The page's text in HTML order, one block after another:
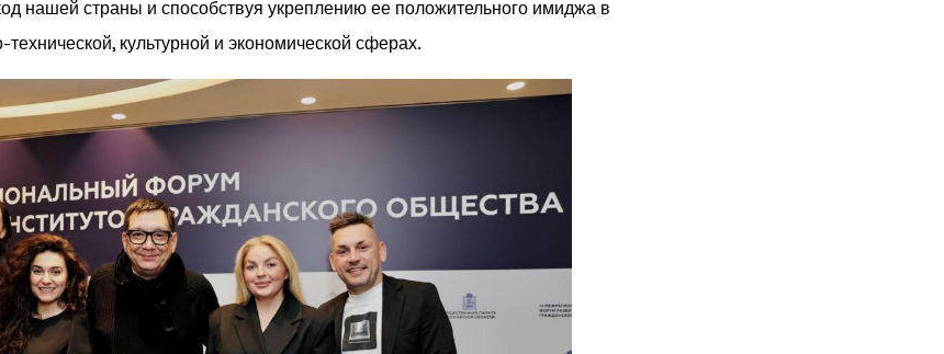
нашей страны и способствуя укреплению ее положительного имиджа в
культурной и экономической сферах.